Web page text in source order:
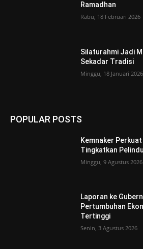
Ramadhan
Rabu, 18 Februari 2026
Silaturahmi Jadi
Sekadar Tradisi
Minggu, 18 Januari 2026
POPULAR POSTS
Kemnaker
Tingkatkan
Minggu, 9 Agustus 2026
Laporan ke
Pertumbuhan
Tertinggi
Senin, 3 Agustus 2026